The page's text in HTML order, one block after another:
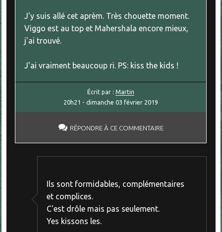
J'y suis allé cet aprèm. Très chouette moment.
Viggo est au top et Mahershala encore mieux,
j'ai trouvé.
J'ai vraiment beaucoup ri. PS: kiss the kids !
Écrit par :Martin
20h21 -dimanche 03 février 2019
RÉPONDRE À CE COMMENTAIRE
Ils sont formidables, complémentaires
et complices.
C'est drôle mais pas seulement.
Yes kissons les.